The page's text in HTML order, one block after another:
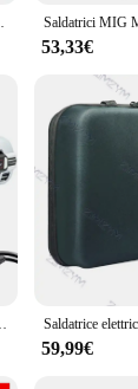
53,33€
59,99€